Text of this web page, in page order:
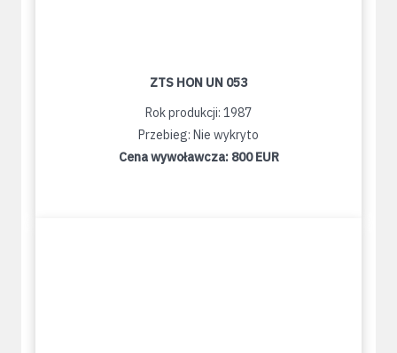
ZTS HON UN 053
Rok produkcji: 1987
Przebieg: Nie wykryto
Cena wywoławcza: 800 EUR